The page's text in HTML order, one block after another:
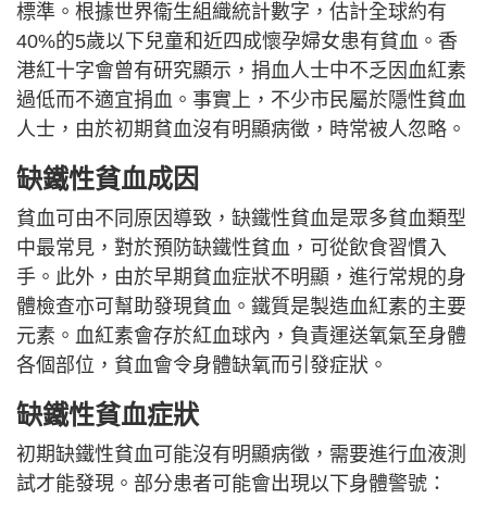
標準。根據世界衞生組織統計數字，估計全球約有
40%的5歲以下兒童和近四成懷孕婦女患有貧血。香
港紅十字會曾有研究顯示，捐血人士中不乏因血紅素
過低而不適宜捐血。事實上，不少市民屬於隱性貧血
人士，由於初期貧血沒有明顯病徵，時常被人忽略。
缺鐵性貧血成因
貧血可由不同原因導致，缺鐵性貧血是眾多貧血類型
中最常見，對於預防缺鐵性貧血，可從飲食習慣入
手。此外，由於早期貧血症狀不明顯，進行常規的身
體檢查亦可幫助發現貧血。鐵質是製造血紅素的主要
元素。血紅素會存於紅血球內，負責運送氧氣至身體
各個部位，貧血會令身體缺氧而引發症狀。
缺鐵性貧血症狀
初期缺鐵性貧血可能沒有明顯病徵，需要進行血液測
試才能發現。部分患者可能會出現以下身體警號：